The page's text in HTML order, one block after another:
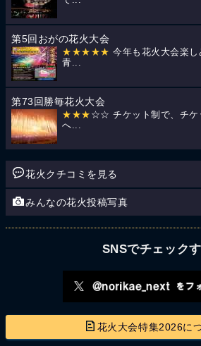
第5回おがの花火大会
★★★★★ 今年も花火大会楽
青...
第73回勝毎花火大会
★★★ ☆☆ チケット制で、チケ
へ...
花火クチコミを見る
みんなの花火投稿写真
SNSでチェック
花火大会特集2026に